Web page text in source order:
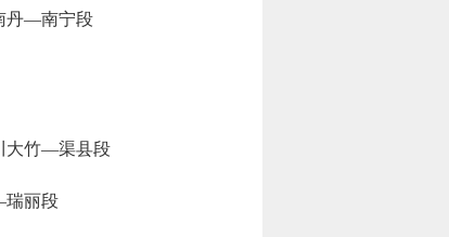
丹—南宁段
竹—渠县段
丽段